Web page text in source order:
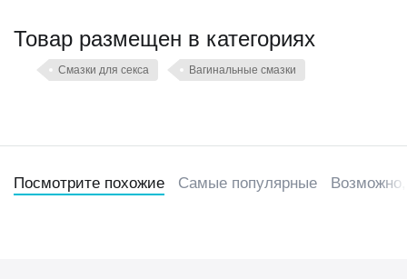
Товар размещен в категориях
Смазки для секса Вагинальные смазки
Посмотрите похожие Самые популярные Возможно,